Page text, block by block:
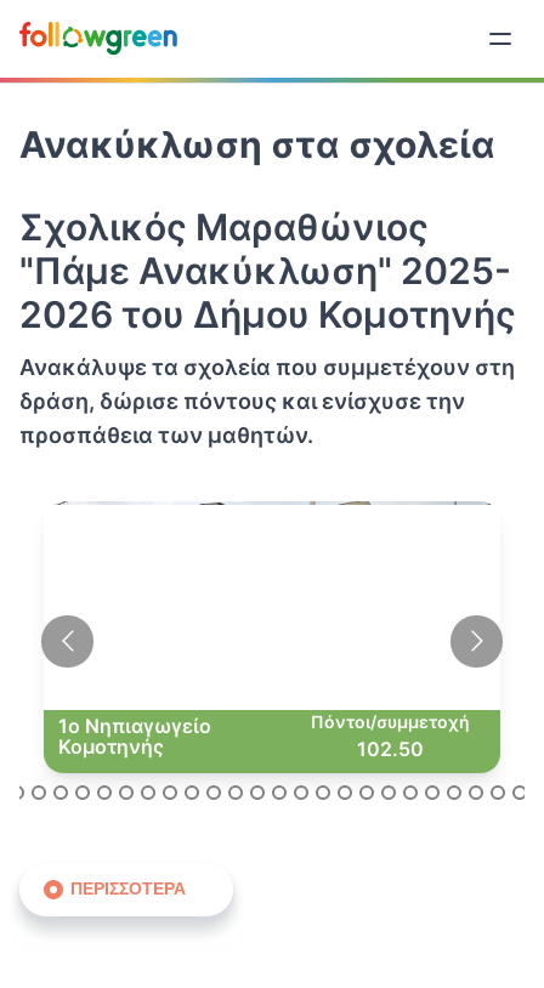
Ανακύκλωση στα σχολεία
Σχολικός Μαραθώνιος
"Πάμε Ανακύκλωση" 2025-
2026 του Δήμου Κομοτηνής
Ανακάλυψε τα σχολεία που συμμετέχουν στη
δράση, δώρισε πόντους και ενίσχυσε την
προσπάθεια των μαθητών.
1ο Νηπιαγωγείο
Κομοτηνής
Πόντοι/συμμετοχή
102.50
ΠΕΡΙΣΣΟΤΕΡΑ